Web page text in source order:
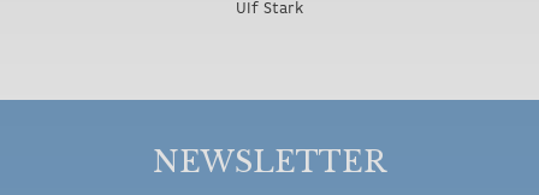
Ulf Stark
NEWSLETTER